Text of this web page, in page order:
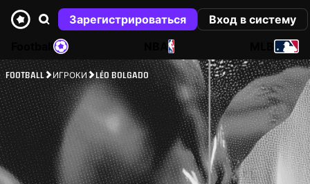
Зарегистрироваться
Вход в систему
NBA
FOOTBALL ИГРОКИ LÉO BOLGADO